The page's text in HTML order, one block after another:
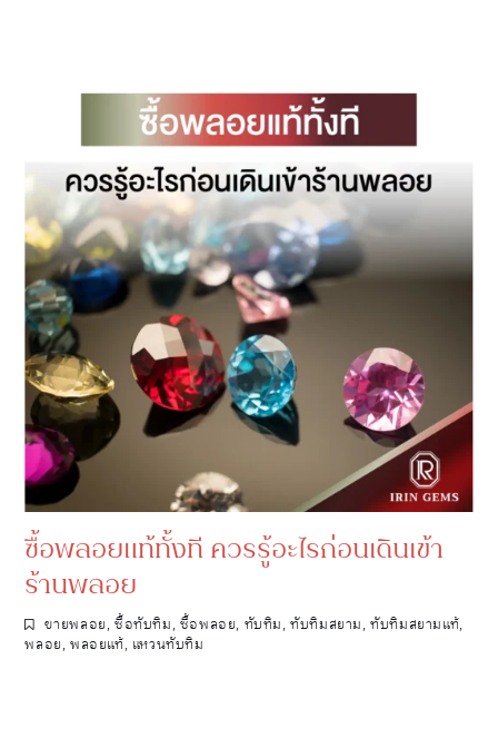
ซื้อพลอยแท้ทั้งที ควรรู้อะไรก่อนเดินเข้า
ร้านพลอย
ขายพลอย,ซื้อทับทิม, ซื้อพลอย, ทับทิม,ทับทิมสยาม,ทับทิมสยามแท้,
พลอย, พลอยแท้, แหวนทับทิม